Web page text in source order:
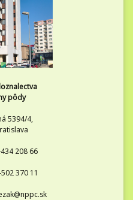
pôdy
5394/4,
208 66
370 11